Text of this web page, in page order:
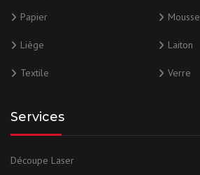
Papier Mousse
Liège Laiton
Textile Verre
Services
Découpe Laser